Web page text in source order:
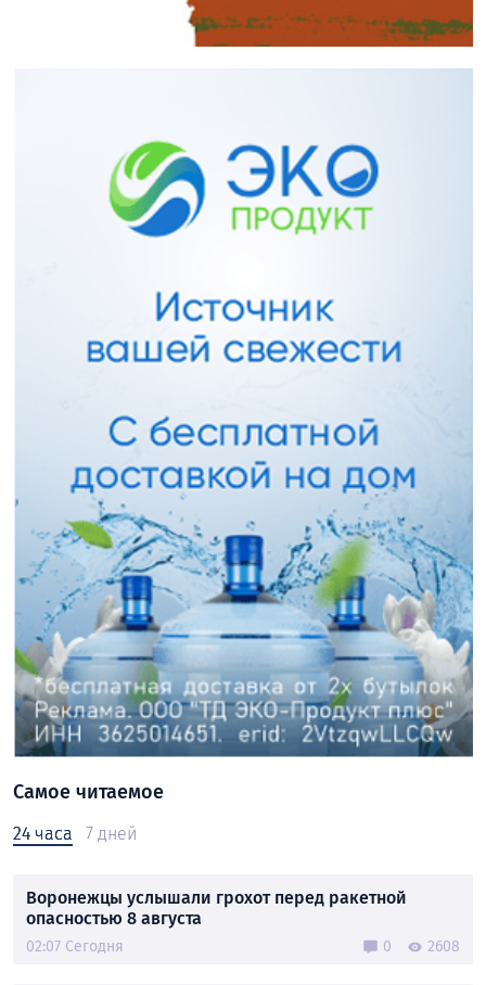
Самое читаемое
24 часа 7 дней
Воронежцы услышали грохот перед ракетной
опасностью 8 августа
02:07 Сегодня 0 2608